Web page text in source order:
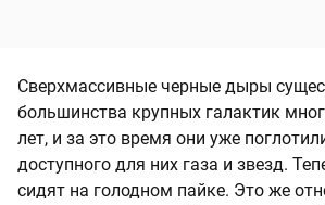
Сверхмассивные черные дыры
большинства крупных галактик
лет, и за это время они уже
доступного для них газа и звезд.
сидят на голодном пайке. Это же